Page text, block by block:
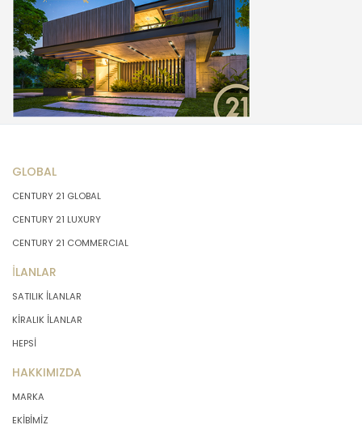
GLOBAL
CENTURY 21 GLOBAL
CENTURY 21 LUXURY
CENTURY 21 COMMERCIAL
İLANLAR
SATILIK İLANLAR
KİRALIK İLANLAR
HEPSİ
HAKKIMIZDA
MARKA
EKİBİMİZ